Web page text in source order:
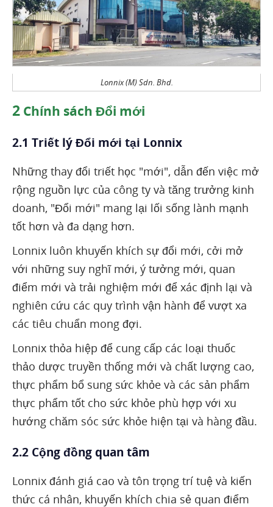
Lonnix (M) Sdn. Bhd.
2 Chính sách Đổi mới
2.1 Triết lý Đổi mới tại Lonnix
Những thay đổi triết học "mới", dẫn đến việc mở
rộng nguồn lực của công ty và tăng trưởng kinh
doanh, "Đổi mới" mang lại lối sống lành mạnh
tốt hơn và đa dạng hơn.
Lonnix luôn khuyến khích sự đổi mới, cởi mở
với những suy nghĩ mới, ý tưởng mới, quan
điểm mới và trải nghiệm mới để xác định lại và
nghiên cứu các quy trình vận hành để vượt xa
các tiêu chuẩn mong đợi.
Lonnix thỏa hiệp để cung cấp các loại thuốc
thảo dược truyền thống mới và chất lượng cao,
thực phẩm bổ sung sức khỏe và các sản phẩm
thực phẩm tốt cho sức khỏe phù hợp với xu
hướng chăm sóc sức khỏe hiện tại và hàng đầu.
2.2 Cộng đồng quan tâm
Lonnix đánh giá cao và tôn trọng trí tuệ và kiến
thức cá nhân, khuyến khích chia sẻ quan điểm